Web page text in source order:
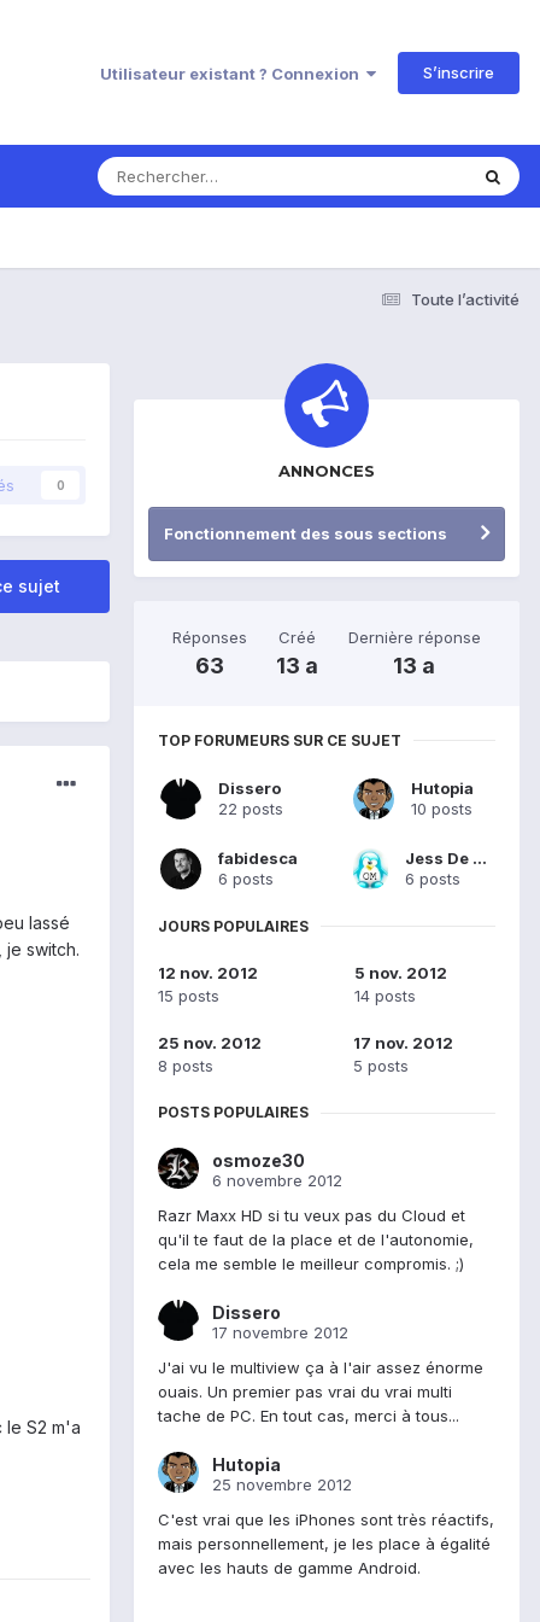
Utilisateur existant ? Connexion S’inscrire
Toute l’activité
0
sujet
lassé
je switch.
le S2 m'a
ANNONCES
Fonctionnement des sous sections
Réponses
63
Créé
13 a
Dernière réponse
13 a
TOP FORUMEURS SUR CE SUJET
Dissero
22 posts
Hutopia
10 posts
fabidesca
6 posts
Jess De Mars
6 posts
JOURS POPULAIRES
12 nov. 2012
15 posts
5 nov. 2012
14 posts
25 nov. 2012
8 posts
17 nov. 2012
5 posts
POSTS POPULAIRES
osmoze30
6 novembre 2012
Razr Maxx HD si tu veux pas du Cloud et
qu'il te faut de la place et de l'autonomie,
cela me semble le meilleur compromis. ;)
Dissero
17 novembre 2012
J'ai vu le multiview ça à l'air assez énorme
ouais. Un premier pas vrai du vrai multi
tache de PC. En tout cas, merci à tous...
Hutopia
25 novembre 2012
C'est vrai que les iPhones sont très réactifs,
mais personnellement, je les place à égalité
avec les hauts de gamme Android.